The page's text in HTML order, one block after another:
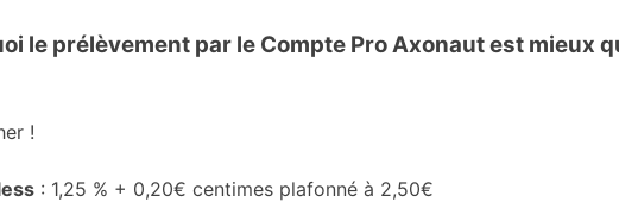
le prélèvement par le Compte Pro Axonaut est mieux
!
: 1,25 % + 0,20€ centimes plafonné à 2,50€